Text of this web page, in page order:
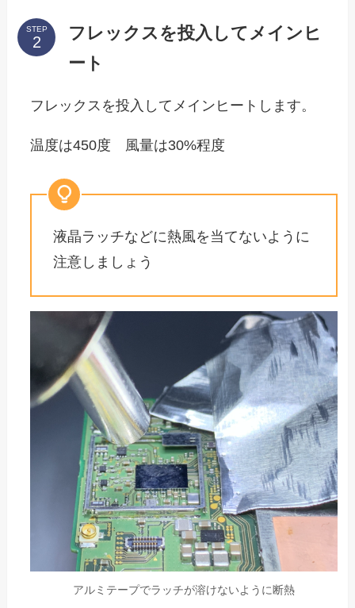
STEP
フレックスを投入してメインヒ
ート
フレックスを投入してメインヒートします。
温度は450度 風量は30%程度
液晶ラッチなどに熱風を当てないように
注意しましょう
アルミテープでラッチが溶けないように断熱